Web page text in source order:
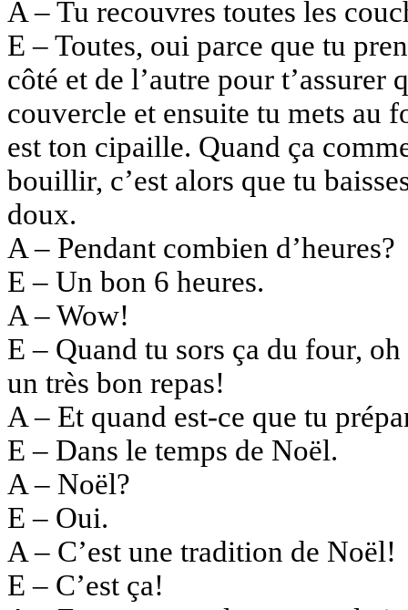
A – Tu recouvres toutes les
E – Toutes, oui parce que tu
côté et de l’autre pour t’assurer
couvercle et ensuite tu mets au
est ton cipaille. Quand ça
bouillir, c’est alors que tu
doux.
A – Pendant combien d’heures?
E – Un bon 6 heures.
A – Wow!
E – Quand tu sors ça du four,
un très bon repas!
A – Et quand est-ce que tu
E – Dans le temps de Noël.
A – Noël?
E – Oui.
A – C’est une tradition de Noël!
E – C’est ça!